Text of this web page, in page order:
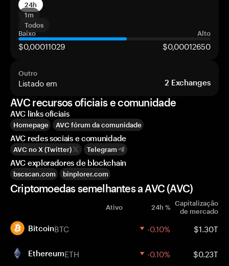
24h
1m
Todos
Baixo
Alto
$0,00011029 $0,00012650
Outro
Listado em 2 Exchanges
AVC recursos oficiais e comunidade
AVC links oficiais
Homepage AVC fórum da comunidade
AVC redes sociais e comunidade
AVC no X (Twitter) Telegram
AVC exploradores de blockchain
bscscan.com binplorer.com
Criptomoedas semelhantes a AVC (AVC)
Ativo 24h % Capitalização
de mercado
BitcoinBTC -0.10% $1.30T
EthereumETH -0.10% $0.23T